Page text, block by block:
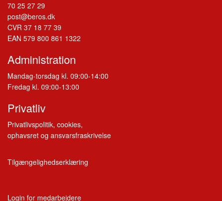
70 25 27 29
post@beros.dk
CVR 37 18 77 39
EAN 579 800 861 1322
Administration
Mandag-torsdag kl. 09:00-14:00
Fredag kl. 09:00-13:00
Privatliv
Privatlivspolitik, cookies,
ophavsret og ansvarsfraskrivelse
Tilgængelighedserklæring
Login for medarbejdere